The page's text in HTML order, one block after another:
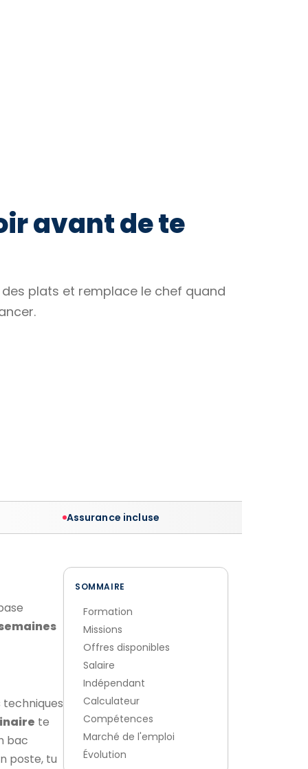
avant de te
plats et remplace le chef quand
Assurance incluse
te
bac
poste, tu
SOMMAIRE
Formation
Missions
Offres disponibles
Salaire
Indépendant
Calculateur
Compétences
Marché de l'emploi
Évolution